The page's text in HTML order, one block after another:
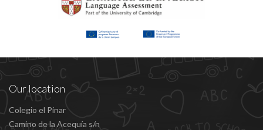
Our location
Colegio el Pinar
Camino de la Acequía s/n